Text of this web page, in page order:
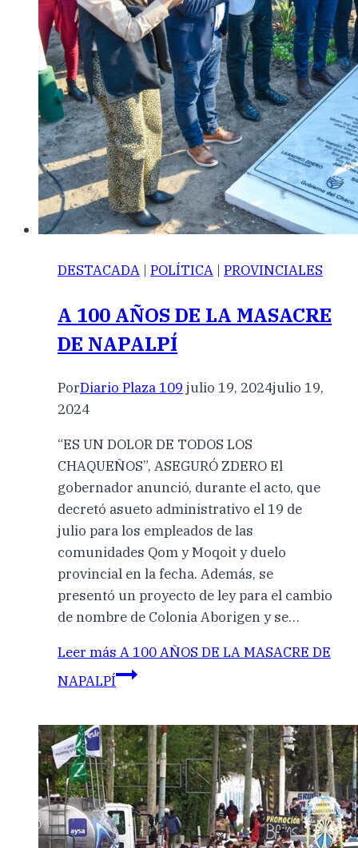
DESTACADA | POLÍTICA | PROVINCIALES
A 100 AÑOS DE LA MASACRE
DE NAPALPÍ
PorDiario Plaza 109 julio 19, 2024julio 19,
2024
“ES UN DOLOR DE TODOS LOS
CHAQUEÑOS”, ASEGURÓ ZDERO El
gobernador anunció, durante el acto, que
decretó asueto administrativo el 19 de
julio para los empleados de las
comunidades Qom y Moqoit y duelo
provincial en la fecha. Además, se
presentó un proyecto de ley para el cambio
de nombre de Colonia Aborigen y se…
Leer más A 100 AÑOS DE LA MASACRE DE
NAPALPÍ